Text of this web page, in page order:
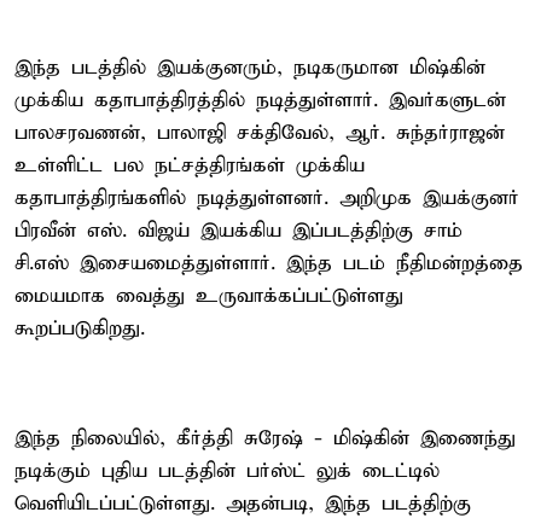
இந்த படத்தில் இயக்குனரும், நடிகருமான மிஷ்கின்
முக்கிய கதாபாத்திரத்தில் நடித்துள்ளார். இவர்களுடன்
பாலசரவணன், பாலாஜி சக்திவேல், ஆர். சுந்தர்ராஜன்
உள்ளிட்ட பல நட்சத்திரங்கள் முக்கிய
கதாபாத்திரங்களில் நடித்துள்ளனர். அறிமுக இயக்குனர்
பிரவீன் எஸ். விஜய் இயக்கிய இப்படத்திற்கு சாம்
சி.எஸ் இசையமைத்துள்ளார். இந்த படம் நீதிமன்றத்தை
மையமாக வைத்து உருவாக்கப்பட்டுள்ளது
கூறப்படுகிறது.
இந்த நிலையில், கீர்த்தி சுரேஷ் - மிஷ்கின் இணைந்து
நடிக்கும் புதிய படத்தின் பர்ஸ்ட் லுக் டைட்டில்
வெளியிடப்பட்டுள்ளது. அதன்படி, இந்த படத்திற்கு